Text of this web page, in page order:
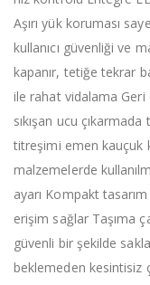
Aşırı yük koruması
kullanıcı güvenliği ve
kapanır, tetiğe tekrar
ile rahat vidalama
sıkışan ucu
titreşimi emen kauçuk
malzemelerde
ayarı Kompakt
erişim sağlar Taşıma
güvenli bir şekilde
beklemeden kesintisiz